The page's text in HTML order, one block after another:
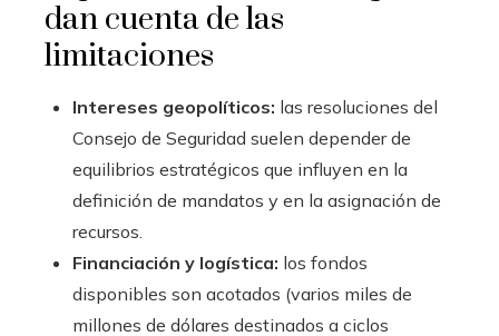
dan cuenta de las
limitaciones
Intereses geopolíticos: las resoluciones del
Consejo de Seguridad suelen depender de
equilibrios estratégicos que influyen en la
definición de mandatos y en la asignación de
recursos.
Financiación y logística: los fondos
disponibles son acotados (varios miles de
millones de dólares destinados a ciclos